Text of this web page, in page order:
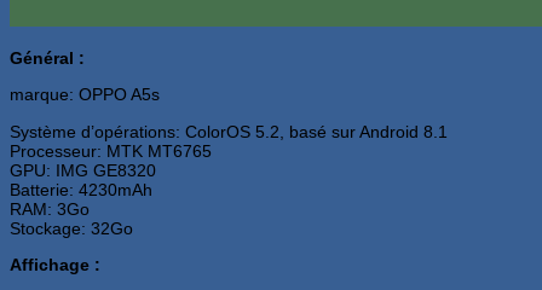
Général :
marque: OPPO A5s
Système d’opérations: ColorOS 5.2, basé sur Android 8.1
Processeur: MTK MT6765
GPU: IMG GE8320
Batterie: 4230mAh
RAM: 3Go
Stockage: 32Go
Affichage :